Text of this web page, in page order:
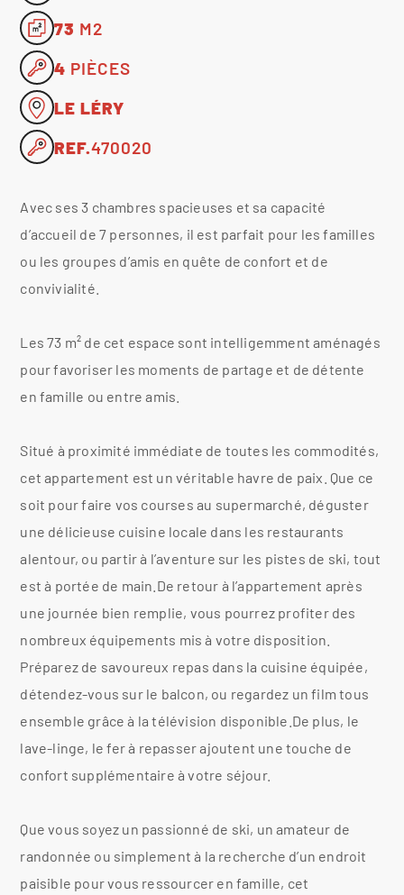
73 M2
4 PIÈCES
LE LÉRY
REF.470020
Avec ses 3 chambres spacieuses et sa capacité
d’accueil de 7 personnes, il est parfait pour les familles
ou les groupes d’amis en quête de confort et de
convivialité.
Les 73 m² de cet espace sont intelligemment aménagés
pour favoriser les moments de partage et de détente
en famille ou entre amis.
Situé à proximité immédiate de toutes les commodités,
cet appartement est un véritable havre de paix. Que ce
soit pour faire vos courses au supermarché, déguster
une délicieuse cuisine locale dans les restaurants
alentour, ou partir à l’aventure sur les pistes de ski, tout
est à portée de main.De retour à l’appartement après
une journée bien remplie, vous pourrez profiter des
nombreux équipements mis à votre disposition.
Préparez de savoureux repas dans la cuisine équipée,
détendez-vous sur le balcon, ou regardez un film tous
ensemble grâce à la télévision disponible.De plus, le
lave-linge, le fer à repasser ajoutent une touche de
confort supplémentaire à votre séjour.
Que vous soyez un passionné de ski, un amateur de
randonnée ou simplement à la recherche d’un endroit
paisible pour vous ressourcer en famille, cet